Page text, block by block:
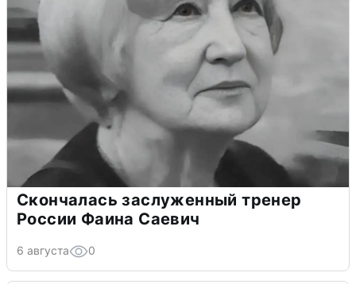
Скончалась заслуженный тренер
России Фаина Саевич
6 августа 0